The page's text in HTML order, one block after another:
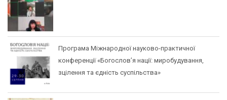
Програма Міжнародної науково-практичної
конференції «Богослов’я нації: миробудування,
зцілення та єдність суспільства»